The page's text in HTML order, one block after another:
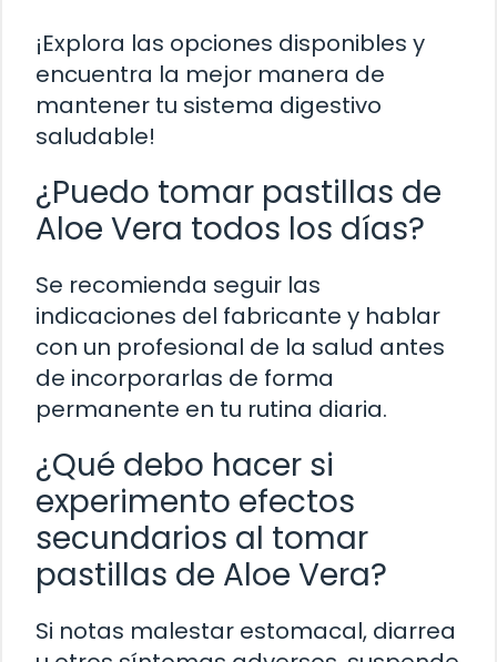
¡Explora las opciones disponibles y
encuentra la mejor manera de
mantener tu sistema digestivo
saludable!
¿Puedo tomar pastillas de
Aloe Vera todos los días?
Se recomienda seguir las
indicaciones del fabricante y hablar
con un profesional de la salud antes
de incorporarlas de forma
permanente en tu rutina diaria.
¿Qué debo hacer si
experimento efectos
secundarios al tomar
pastillas de Aloe Vera?
Si notas malestar estomacal, diarrea